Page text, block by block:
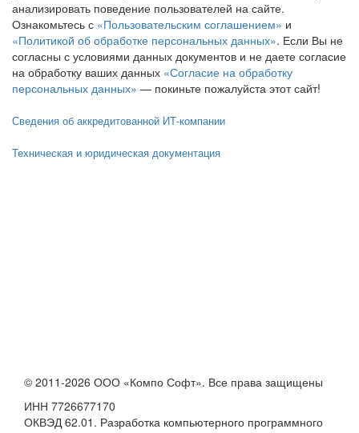
анализировать поведение пользователей на сайте.
Ознакомьтесь с «Пользовательским соглашением» и
«Политикой об обработке персональных данных». Если Вы не
согласны с условиями данных документов и не даете согласие
на обработку ваших данных «Согласие на обработку
персональных данных» — покиньте пожалуйста этот сайт!
Сведения об аккредитованной ИТ-компании
Техническая и юридическая документация
© 2011-2026 ООО «Компо Софт». Все права защищены
ИНН 7726677170
ОКВЭД 62.01. Разработка компьютерного программного